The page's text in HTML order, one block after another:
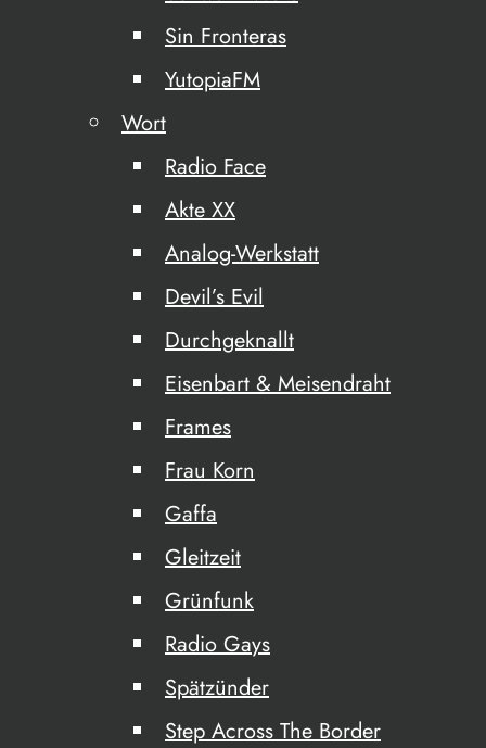
Sin Fronteras
YutopiaFM
Wort
Radio Face
Akte XX
Analog-Werkstatt
Devil’s Evil
Durchgeknallt
Eisenbart & Meisendraht
Frames
Frau Korn
Gaffa
Gleitzeit
Grünfunk
Radio Gays
Spätzünder
Step Across The Border